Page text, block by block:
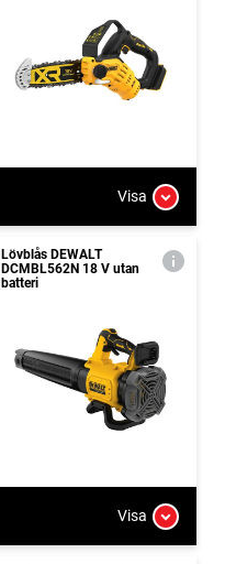
Visa
Lövblås DEWALT
DCMBL562N 18 V utan
batteri
Visa